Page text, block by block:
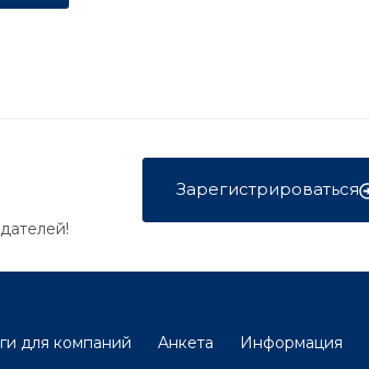
Зарегистрироваться
для компаний Анкета Информация